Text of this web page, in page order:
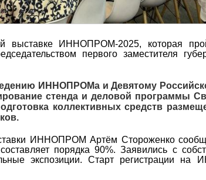
выставке ИННОПРОМ-2025, которая
первого заместителя
ИННОПРОМа и Девятому
стенда и деловой программы
коллективных средств
ИННОПРОМ Артём Стороженко
порядка 90%. Заявились с
экспозиции. Старт регистрации